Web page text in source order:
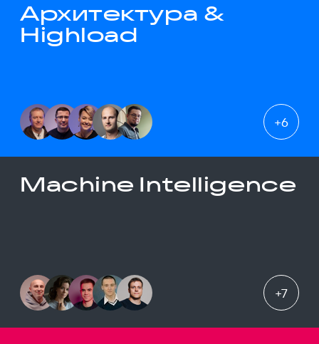
Архитектура &
Highload
+6
Machine Intelligence
+7